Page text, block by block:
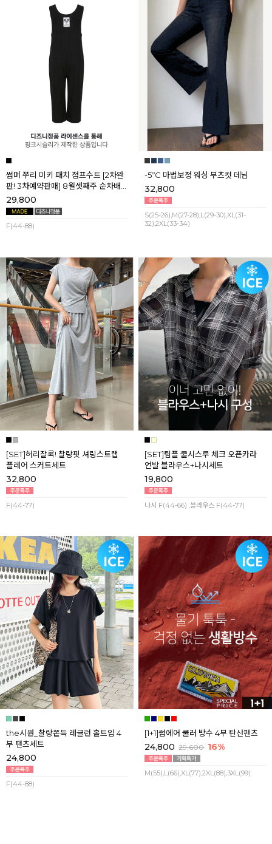
썸머 쭈리 미키 패치 점프수트 [2차완
판! 3차예약판매] 8월셋째주 순차배
송
29,800
F(44-88)
-5ºC 마법보정 워싱 부츠컷 데님
32,800
S(25-26),M(27-28),L(29-30),XL(31-
32),2XL(33-34)
[SET]허리잘록! 찰랑핏 셔링스트랩
플레어 스커트세트
32,800
F(44-77)
[SET]팀플 쿨시스루 체크 오픈카라
언발 블라우스+나시세트
19,800
나시 F(44-66) ,블라우스 F(44-77)
the시원_찰랑쫀득 레글런 홀트임 4
부 팬츠세트
24,800
F(44-88)
[1+1]썸에어 쿨러 방수 4부 탄산팬츠
24,800 29,600 16%
M(55),L(66),XL(77),2XL(88),3XL(99)